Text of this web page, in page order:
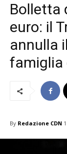
Bolletta
euro: il
annulla
famiglia
By Redazione CDN